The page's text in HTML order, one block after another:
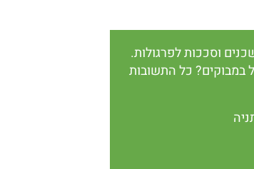
וסככות לפרגולות.
במבוקים? כל התשובות